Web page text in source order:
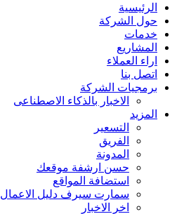
الرئيسية
حول الشركة
خدمات
المشاريع
اراء العملاء
اتصل بنا
برمجيات الشركة
الاخبار بالذكاء الاصطناعى
المزيد
التسعير
الفريق
المدونة
حسن ارشفة موقعك
استضافة المواقع
سمارت سيرف دليل الاعمال
اخر الاخبار